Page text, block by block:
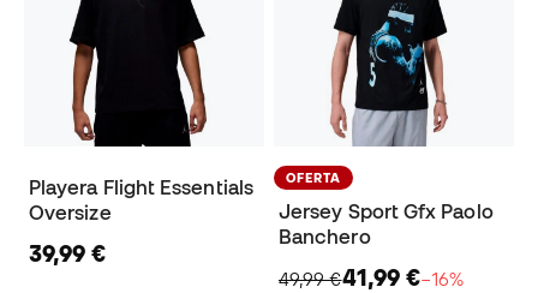
Playera Flight Essentials
Oversize
39,99 €
OFERTA
Jersey Sport Gfx Paolo
Banchero
49,99 €41,99 €−16%